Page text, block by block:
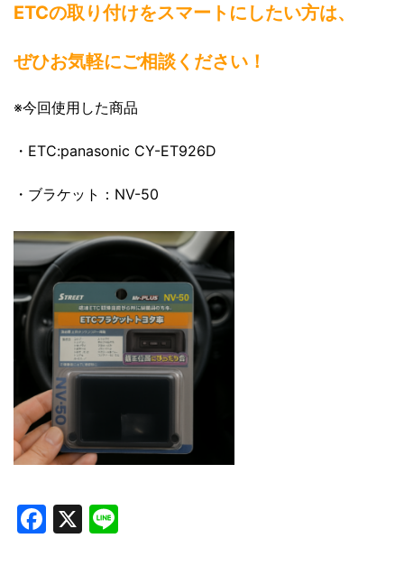
ETCの取り付けをスマートにしたい方は、
ぜひお気軽にご相談ください！
※今回使用した商品
・ETC:panasonic CY-ET926D
・ブラケット：NV-50
Facebook
X